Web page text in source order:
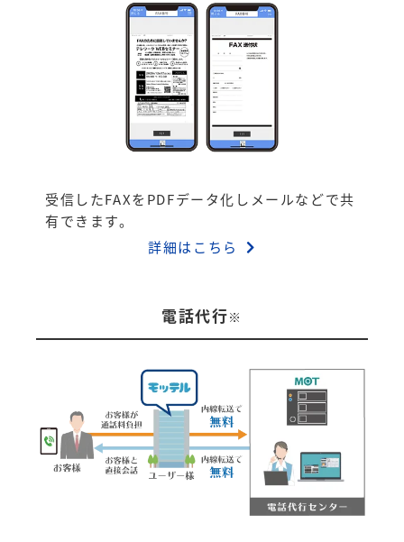
受信したFAXをPDFデータ化しメールなどで共
有できます。
詳細はこちら
電話代行※